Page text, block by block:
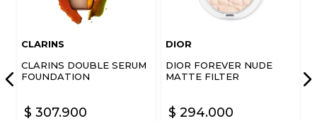
CLARINS
CLARINS DOUBLE SERUM
FOUNDATION
$ 307.900
DIOR
DIOR FOREVER NUDE
MATTE FILTER
$ 294.000